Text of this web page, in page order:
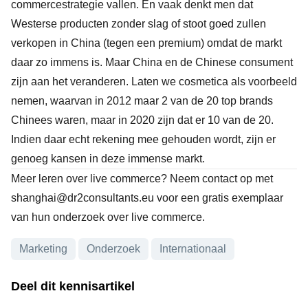
commercestrategie vallen. En vaak denkt men dat
Westerse producten zonder slag of stoot goed zullen
verkopen in China (tegen een premium) omdat de markt
daar zo immens is. Maar China en de Chinese consument
zijn aan het veranderen. Laten we cosmetica als voorbeeld
nemen, waarvan in 2012 maar 2 van de 20 top brands
Chinees waren, maar in 2020 zijn dat er 10 van de 20.
Indien daar echt rekening mee gehouden wordt, zijn er
genoeg kansen in deze immense markt.
Meer leren over live commerce? Neem contact op met
shanghai@dr2consultants.eu voor een gratis exemplaar
van hun onderzoek over live commerce.
Onderwerpen
Marketing Onderzoek Internationaal
Deel dit kennisartikel